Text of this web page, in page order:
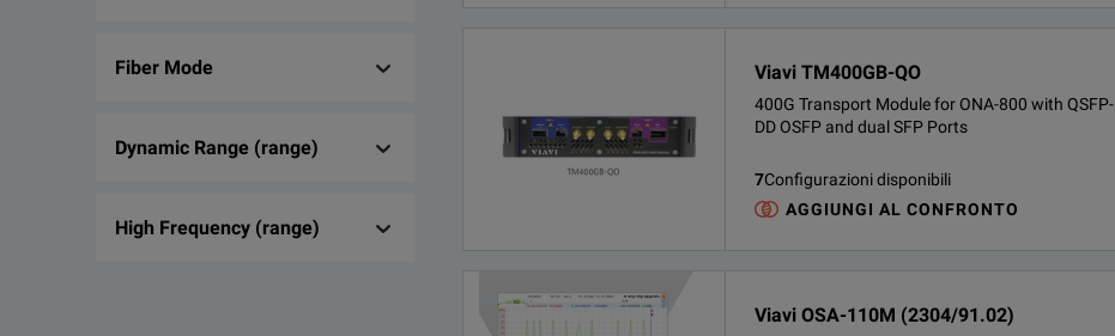
Counters & Function Generators
Fiber Mode
Dynamic Range (range)
High Frequency (range)
Viavi TM400GB-QO
400G Transport Module for ONA-800 with QSFP-
DD OSFP and dual SFP Ports
7Configurazioni disponibili
AGGIUNGI AL CONFRONTO
Viavi OSA-110M (2304/91.02)